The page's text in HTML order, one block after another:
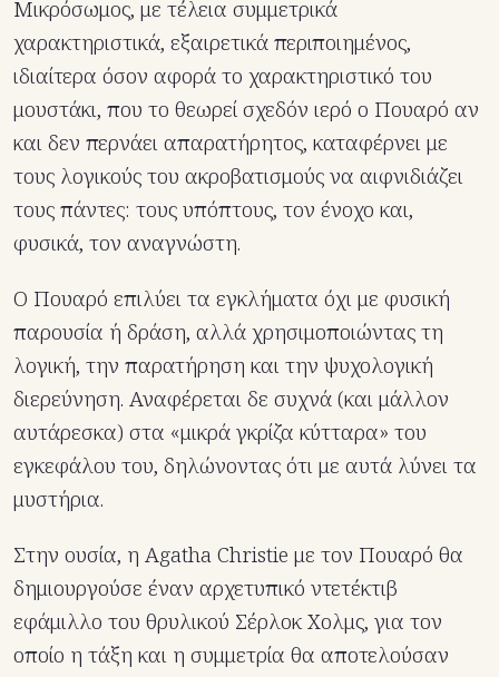
Μικρόσωμος, με τέλεια συμμετρικά
χαρακτηριστικά, εξαιρετικά περιποιημένος,
ιδιαίτερα όσον αφορά το χαρακτηριστικό του
μουστάκι, που το θεωρεί σχεδόν ιερό ο Πουαρό αν
και δεν περνάει απαρατήρητος, καταφέρνει με
τους λογικούς του ακροβατισμούς να αιφνιδιάζει
τους πάντες: τους υπόπτους, τον ένοχο και,
φυσικά, τον αναγνώστη.
Ο Πουαρό επιλύει τα εγκλήματα όχι με φυσική
παρουσία ή δράση, αλλά χρησιμοποιώντας τη
λογική, την παρατήρηση και την ψυχολογική
διερεύνηση. Αναφέρεται δε συχνά (και μάλλον
αυτάρεσκα) στα «μικρά γκρίζα κύτταρα» του
εγκεφάλου του, δηλώνοντας ότι με αυτά λύνει τα
μυστήρια.
Στην ουσία, η Agatha Christie με τον Πουαρό θα
δημιουργούσε έναν αρχετυπικό ντετέκτιβ
εφάμιλλο του θρυλικού Σέρλοκ Χολμς, για τον
οποίο η τάξη και η συμμετρία θα αποτελούσαν